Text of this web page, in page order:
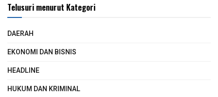
Telusuri menurut Kategori
DAERAH
EKONOMI DAN BISNIS
HEADLINE
HUKUM DAN KRIMINAL